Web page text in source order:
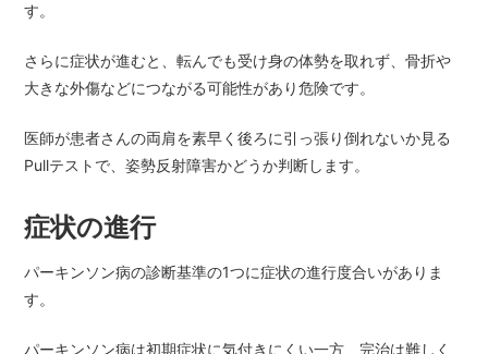
す。
さらに症状が進むと、転んでも受け身の体勢を取れず、骨折や
大きな外傷などにつながる可能性があり危険です。
医師が患者さんの両肩を素早く後ろに引っ張り倒れないか見る
Pullテストで、姿勢反射障害かどうか判断します。
症状の進行
パーキンソン病の診断基準の1つに症状の進行度合いがありま
す。
パーキンソン病は初期症状に気付きにくい一方、完治は難しく